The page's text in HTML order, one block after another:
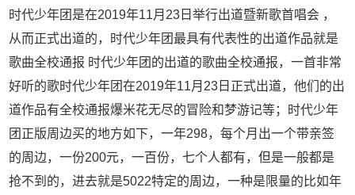
时代少年团是在2019年11月23日举行出道暨新歌首唱会 ，
从而正式出道的，时代少年团最具有代表性的出道作品就是
歌曲全校通报 时代少年团的出道的歌曲全校通报，一首非常
好听的歌时代少年团在2019年11月23日正式出道，他们的出
道作品有全校通报爆米花无尽的冒险和梦游记等；时代少年
团正版周边买的地方如下，一年298，每个月出一个带亲签
的周边，一份200元，一百份，七个人都有，但是一般都是
抢不到的，进去就是5022特定的周边，一种是限量的比如年